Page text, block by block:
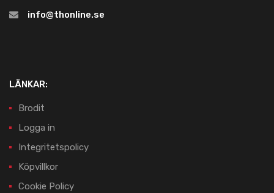
info@thonline.se
LÄNKAR:
Brodit
Logga in
Integritetspolicy
Köpvillkor
Cookie Policy